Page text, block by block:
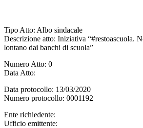
Tipo Atto: Albo sindacale
Descrizione atto: Iniziativa “#restoascuola.
lontano dai banchi di scuola”
Numero Atto: 0
Data Atto:
Data protocollo: 13/03/2020
Numero protocollo: 0001192
Ente richiedente:
Ufficio emittente: